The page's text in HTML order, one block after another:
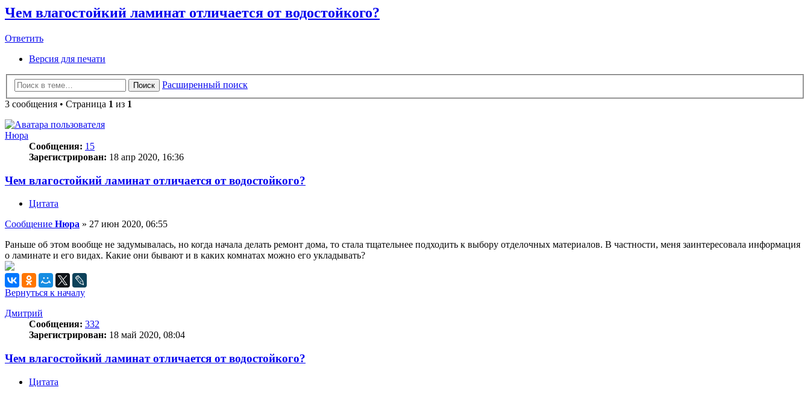
Чем влагостойкий ламинат отличается от водостойкого?
Ответить
Ответить
Версия для печати
Поиск
Расширенный поиск
3 сообщения • Страница 1 из 1
Нюра
Сообщения: 15
Зарегистрирован: 18 апр 2020, 16:36
Чем влагостойкий ламинат отличается от водостойкого?
Цитата
Сообщение Нюра » 27 июн 2020, 06:55
Раньше об этом вообще не задумывалась, но когда начала делать ремонт дома, то стала тщательнее подходить к выбору отделочных материалов. В частности, меня заинтересовала информация
о ламинате и его видах. Какие они бывают и в каких комнатах можно его укладывать?
Вернуться к началу
Дмитрий
Сообщения: 332
Зарегистрирован: 18 май 2020, 08:04
Чем влагостойкий ламинат отличается от водостойкого?
Цитата